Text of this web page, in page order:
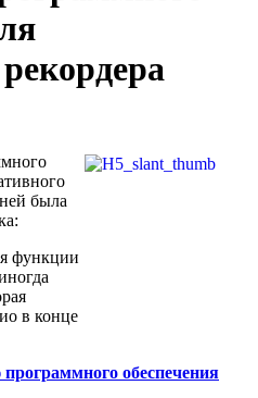
была
функции
в конце
обеспечения